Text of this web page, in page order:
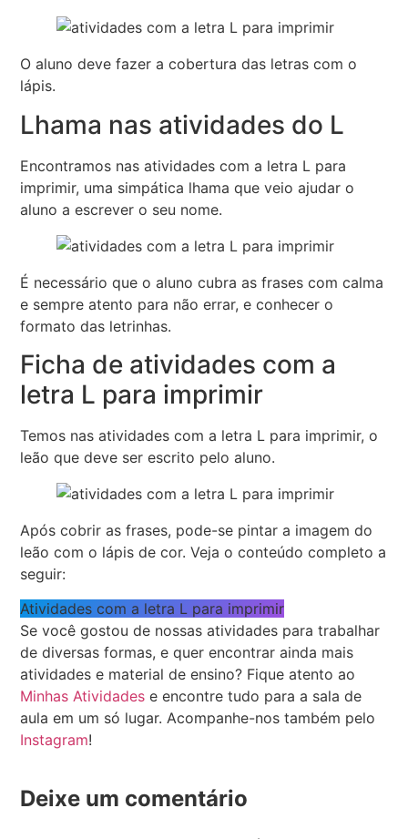
O aluno deve fazer a cobertura das letras com o
lápis.
Lhama nas atividades do L
Encontramos nas atividades com a letra L para
imprimir, uma simpática lhama que veio ajudar o
aluno a escrever o seu nome.
É necessário que o aluno cubra as frases com calma
e sempre atento para não errar, e conhecer o
formato das letrinhas.
Ficha de atividades com a
letra L para imprimir
Temos nas atividades com a letra L para imprimir, o
leão que deve ser escrito pelo aluno.
Após cobrir as frases, pode-se pintar a imagem do
leão com o lápis de cor. Veja o conteúdo completo a
seguir:
Atividades com a letra L para imprimir
Se você gostou de nossas atividades para trabalhar
de diversas formas, e quer encontrar ainda mais
atividades e material de ensino? Fique atento ao
Minhas Atividades e encontre tudo para a sala de
aula em um só lugar. Acompanhe-nos também pelo
Instagram!
Deixe um comentário